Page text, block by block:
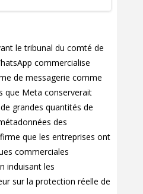
le tribunal du comté de
commercialise
de messagerie comme
que Meta conserverait
grandes quantités de
des
que les entreprises ont
commerciales
induisant les
sur la protection réelle de